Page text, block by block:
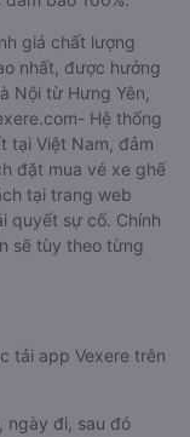
giá chất lượng
nhất, được hưởng
Nội từ Hưng Yên,
Hệ thống
tại Việt Nam, đảm
đặt mua vé xe ghế
tại trang web
quyết sự cố. Chính
sẽ tùy theo từng
tải app Vexere trên
ngày đi, sau đó